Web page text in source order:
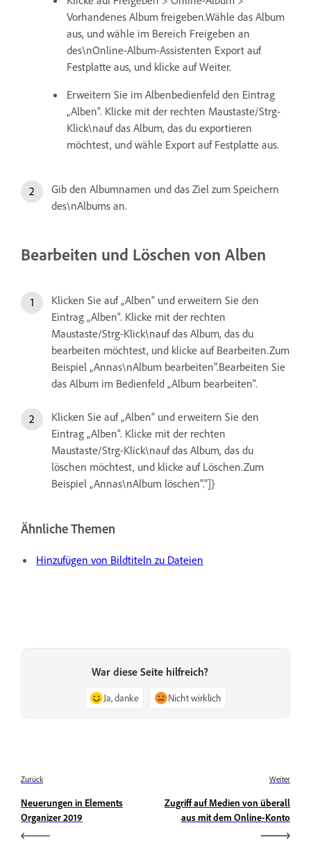
Vorhandenes Album freigeben.Wähle das Album
aus, und wähle im Bereich Freigeben an
des\nOnline-Album-Assistenten Export auf
Festplatte aus, und klicke auf Weiter.
Erweitern Sie im Albenbedienfeld den Eintrag
„Alben“. Klicke mit der rechten Maustaste/Strg-
Klick\nauf das Album, das du exportieren
möchtest, und wähle Export auf Festplatte aus.
Gib den Albumnamen und das Ziel zum Speichern
des\nAlbums an.
Bearbeiten und Löschen von Alben
Klicken Sie auf „Alben“ und erweitern Sie den
Eintrag „Alben“. Klicke mit der rechten
Maustaste/Strg-Klick\nauf das Album, das du
bearbeiten möchtest, und klicke auf Bearbeiten.Zum
Beispiel „Annas\nAlbum bearbeiten".Bearbeiten Sie
das Album im Bedienfeld „Album bearbeiten“.
Klicken Sie auf „Alben“ und erweitern Sie den
Eintrag „Alben“. Klicke mit der rechten
Maustaste/Strg-Klick\nauf das Album, das du
löschen möchtest, und klicke auf Löschen.Zum
Beispiel „Annas\nAlbum löschen"."]}
Ähnliche Themen
Hinzufügen von Bildtiteln zu Dateien
War diese Seite hilfreich?
Ja, danke Nicht wirklich
Zurück
Neuerungen in Elements
Organizer 2019
Weiter
Zugriff auf Medien von überall
aus mit dem Online-Konto